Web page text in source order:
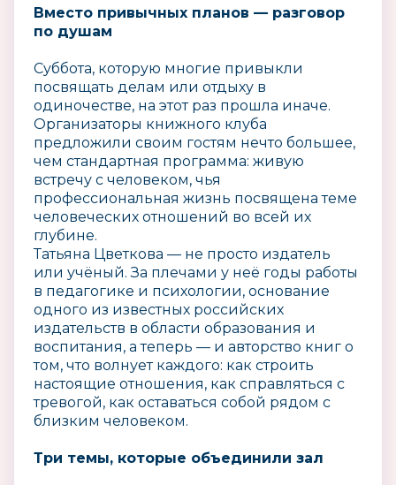
Вместо привычных планов — разговор
по душам
Суббота, которую многие привыкли
посвящать делам или отдыху в
одиночестве, на этот раз прошла иначе.
Организаторы книжного клуба
предложили своим гостям нечто большее,
чем стандартная программа: живую
встречу с человеком, чья
профессиональная жизнь посвящена теме
человеческих отношений во всей их
глубине.
Татьяна Цветкова — не просто издатель
или учёный. За плечами у неё годы работы
в педагогике и психологии, основание
одного из известных российских
издательств в области образования и
воспитания, а теперь — и авторство книг о
том, что волнует каждого: как строить
настоящие отношения, как справляться с
тревогой, как оставаться собой рядом с
близким человеком.
Три темы, которые объединили зал